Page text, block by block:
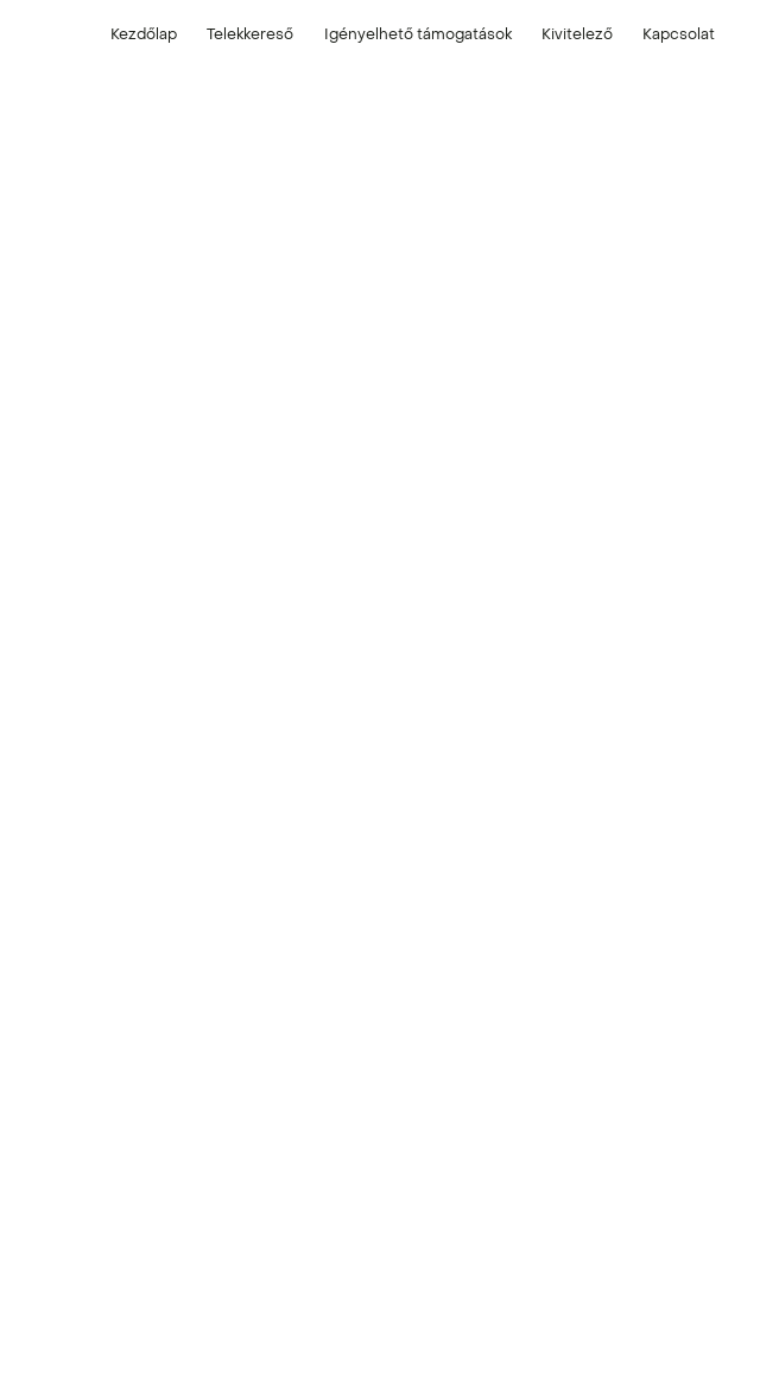
Kezdőlap Telekkereső Igényelhető támogatások Kivitelező Kapcsolat